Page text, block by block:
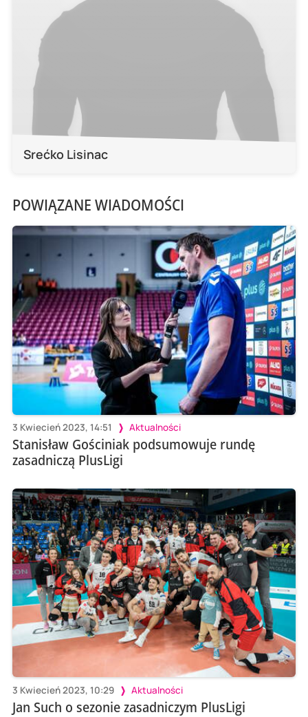
Srećko Lisinac
POWIĄZANE WIADOMOŚCI
3 Kwiecień 2023, 14:51 Aktualności
Stanisław Gościniak podsumowuje rundę
zasadniczą PlusLigi
3 Kwiecień 2023, 10:29 Aktualności
Jan Such o sezonie zasadniczym PlusLigi